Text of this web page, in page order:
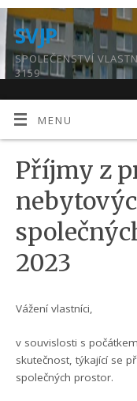
SVJP
SPOLEČENSTVÍ
3159
MENU
Příjmy z
2023
Vážení vlastníci,
v souvislosti s
skutečnost, týkající se
společných prostor.